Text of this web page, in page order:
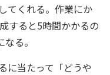
てくれる。作業にか
すると5時間かかるの
る。
に当たって「どうや